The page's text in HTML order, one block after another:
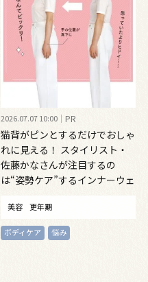
2026.07.07 10:00 PR
猫背がピンとするだけでおしゃ
れに見える！ スタイリスト・
佐藤かなさんが注目するの
は“姿勢ケア”するインナーウェ
美容 更年期
ボディケア 悩み